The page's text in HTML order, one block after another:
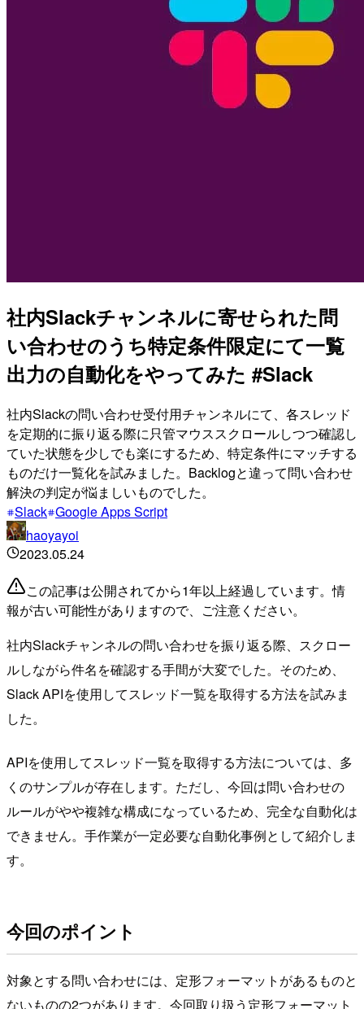
社内Slackチャンネルに寄せられた問
い合わせのうち特定条件限定にて一覧
出力の自動化をやってみた #Slack
社内Slackの問い合わせ受付用チャンネルにて、各スレッド
を定期的に振り返る際に只管マウススクロールしつつ確認し
ていた状態を少しでも楽にするため、特定条件にマッチする
ものだけ一覧化を試みました。Backlogと違って問い合わせ
解決の判定が悩ましいものでした。
Slack Google Apps Script
haoyayoi
2023.05.24
この記事は公開されてから1年以上経過しています。情
報が古い可能性がありますので、ご注意ください。
社内Slackチャンネルの問い合わせを振り返る際、スクロー
ルしながら件名を確認する手間が大変でした。そのため、
Slack APIを使用してスレッド一覧を取得する方法を試みま
した。
APIを使用してスレッド一覧を取得する方法については、多
くのサンプルが存在します。ただし、今回は問い合わせの
ルールがやや複雑な構成になっているため、完全な自動化は
できません。手作業が一定必要な自動化事例として紹介しま
す。
今回のポイント
対象とする問い合わせには、定形フォーマットがあるものと
ないものの2つがあります。今回取り扱う定形フォーマット